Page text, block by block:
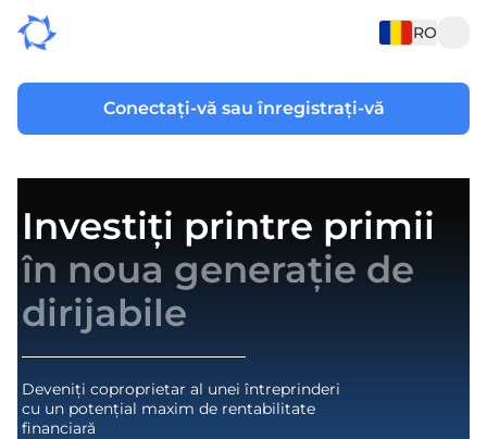
RO
Conectați-vă sau înregistrați-vă
Investiți printre primii
în noua generație de
dirijabile
Deveniți coproprietar al unei întreprinderi
cu un potențial maxim de rentabilitate
financiară